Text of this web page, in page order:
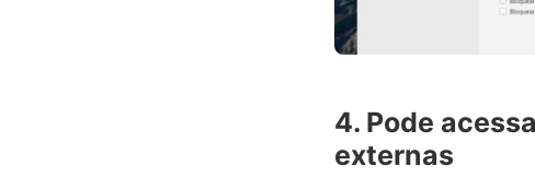
4. Pode
externas